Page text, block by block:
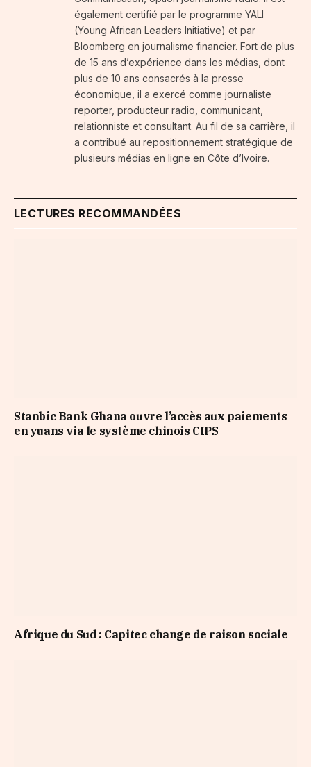
également certifié par le programme YALI
(Young African Leaders Initiative) et par
Bloomberg en journalisme financier. Fort de plus
de 15 ans d’expérience dans les médias, dont
plus de 10 ans consacrés à la presse
économique, il a exercé comme journaliste
reporter, producteur radio, communicant,
relationniste et consultant. Au fil de sa carrière, il
a contribué au repositionnement stratégique de
plusieurs médias en ligne en Côte d’Ivoire.
LECTURES RECOMMANDÉES
Stanbic Bank Ghana ouvre l’accès aux paiements
en yuans via le système chinois CIPS
Afrique du Sud : Capitec change de raison sociale